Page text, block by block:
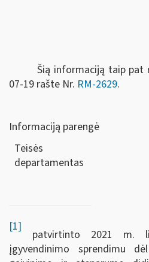
Šią informaciją taip pat
07-19 rašte Nr. RM-2629.
Informaciją parengė
Teisės
[1]
patvirtinto 2021 m.
įgyvendinimo sprendimu